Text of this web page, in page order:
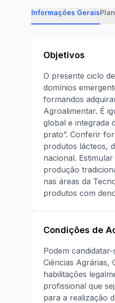
Informações Gerais
Objetivos
O presente ciclo
domínios
formandos
Agroalimentar. É
global e integrada
prato”. Conferir
produtos lácteos,
nacional.
produção
nas áreas da
produtos com
Condições de
Podem
Ciências Agrárias,
habilitações
profissional que
para a realização